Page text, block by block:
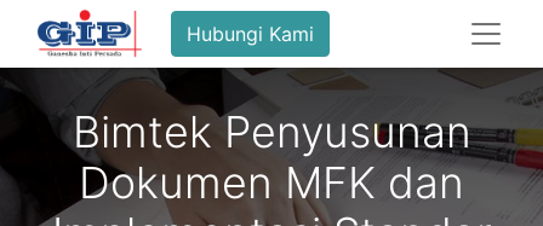
Hubungi Kami
Bimtek Penyusunan
Dokumen MFK dan